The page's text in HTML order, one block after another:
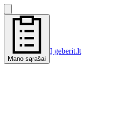
Mano sąrašai
Į geberit.lt